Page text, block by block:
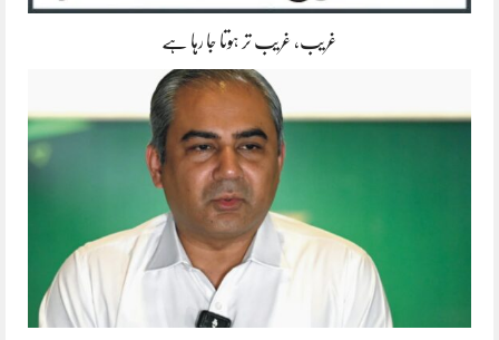
غریب، غریب تر ہوتا جا رہا ہے